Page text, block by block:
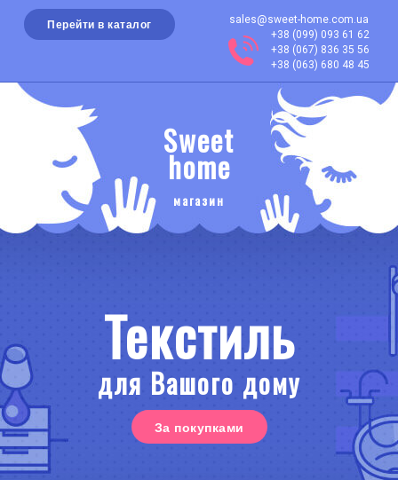
Перейти в каталог
sales@sweet-home.com.ua
+38 (099) 093 61 62
+38 (067) 836 35 56
+38 (063) 680 48 45
Sweet
home
магазин
Текстиль
для Вашого дому
За покупками